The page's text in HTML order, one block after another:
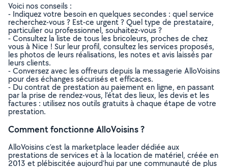
Voici nos conseils :
- Indiquez votre besoin en quelques secondes : quel service
recherchez-vous ? Est-ce urgent ? Quel type de prestataire,
particulier ou professionnel, souhaitez-vous ?
- Consultez la liste de tous les bricoleurs, proches de chez
vous à Nice ! Sur leur profil, consultez les services proposés,
les photos de leurs réalisations, les notes et avis laissés par
leurs clients.
- Conversez avec les offreurs depuis la messagerie AlloVoisins
pour des échanges sécurisés et efficaces.
- Du contrat de prestation au paiement en ligne, en passant
par la prise de rendez-vous, l’état des lieux, les devis et les
factures : utilisez nos outils gratuits à chaque étape de votre
prestation.
Comment fonctionne AlloVoisins ?
AlloVoisins c’est la marketplace leader dédiée aux
prestations de services et à la location de matériel, créée en
2013 et plébiscitée aujourd’hui par une communauté de plus